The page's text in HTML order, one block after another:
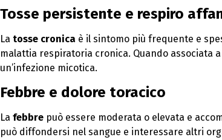
Tosse persistente e respiro
La tosse cronica è il sintomo più frequente e
malattia respiratoria cronica. Quando associata
un’infezione micotica.
Febbre e dolore toracico
La febbre può essere moderata o elevata e
può diffondersi nel sangue e interessare altri